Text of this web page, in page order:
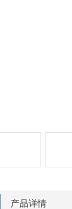
产品详情